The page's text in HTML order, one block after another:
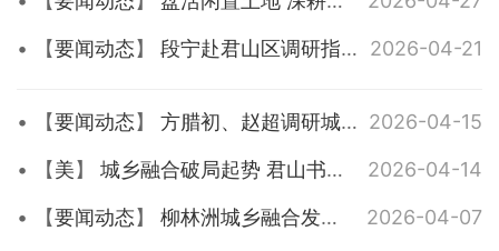
【要闻动态】 段宁赴君山区调研指导柳林洲城乡融合发展工作 2026-04-21
【要闻动态】 方腊初、赵超调研城乡融合专班工作 聚焦重点提质提速 2026-04-15
【美】 城乡融合破局起势 君山书写高质量发展答卷 2026-04-14
【要闻动态】 柳林洲城乡融合发展新样板规划设计汇报会召开 2026-04-07